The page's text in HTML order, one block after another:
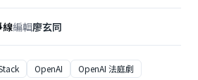
線編輯廖玄同
OpenAI OpenAI 法庭劇